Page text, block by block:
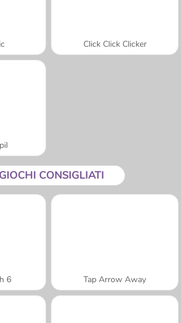
Click Click Clicker
GIOCHI CONSIGLIATI
6 Tap Arrow Away